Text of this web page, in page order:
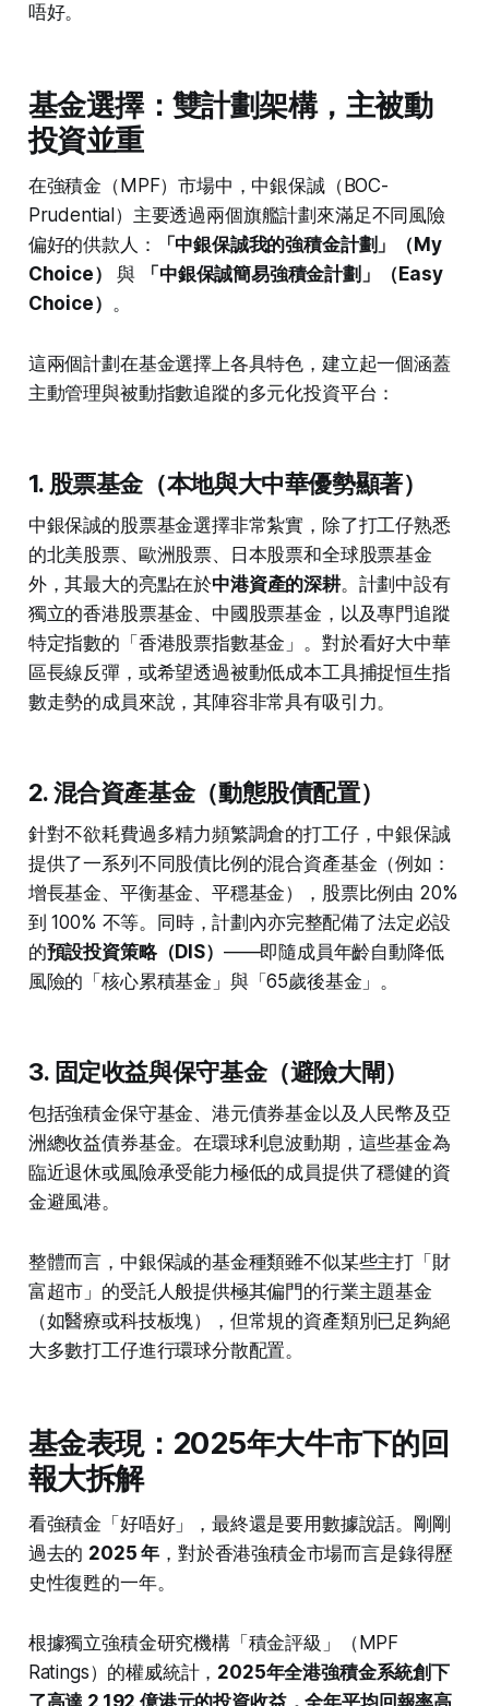
唔好。
基金選擇：雙計劃架構，主被動
投資並重
在強積金（MPF）市場中，中銀保誠（BOC-
Prudential）主要透過兩個旗艦計劃來滿足不同風險
偏好的供款人：
「中銀保誠我的強積金計劃」（My
Choice）
與
「中銀保誠簡易強積金計劃」（Easy
Choice） 。
這兩個計劃在基金選擇上各具特色，建立起一個涵蓋
主動管理與被動指數追蹤的多元化投資平台：
1. 股票基金（本地與大中華優勢顯著）
中銀保誠的股票基金選擇非常紮實，除了打工仔熟悉
的北美股票、歐洲股票、日本股票和全球股票基金
外，其最大的亮點在於中港資產的深耕。計劃中設有
獨立的香港股票基金、中國股票基金，以及專門追蹤
特定指數的「香港股票指數基金」。對於看好大中華
區長線反彈，或希望透過被動低成本工具捕捉恒生指
數走勢的成員來說，其陣容非常具有吸引力。
2. 混合資產基金（動態股債配置）
針對不欲耗費過多精力頻繁調倉的打工仔，中銀保誠
提供了一系列不同股債比例的混合資產基金（例如：
增長基金、平衡基金、平穩基金），股票比例由 20%
到 100% 不等。同時，計劃內亦完整配備了法定必設
的預設投資策略（DIS） ——即隨成員年齡自動降低
風險的「核心累積基金」與「65歲後基金」。
3. 固定收益與保守基金（避險大閘）
包括強積金保守基金、港元債券基金以及人民幣及亞
洲總收益債券基金。在環球利息波動期，這些基金為
臨近退休或風險承受能力極低的成員提供了穩健的資
金避風港。
整體而言，中銀保誠的基金種類雖不似某些主打「財
富超市」的受託人般提供極其偏門的行業主題基金
（如醫療或科技板塊），但常規的資產類別已足夠絕
大多數打工仔進行環球分散配置。
基金表現：2025年大牛市下的回
報大拆解
看強積金「好唔好」，最終還是要用數據說話。剛剛
過去的 2025 年 ，對於香港強積金市場而言是錄得歷
史性復甦的一年。
根據獨立強積金研究機構「積金評級」（MPF
Ratings）的權威統計， 2025年全港強積金系統創下